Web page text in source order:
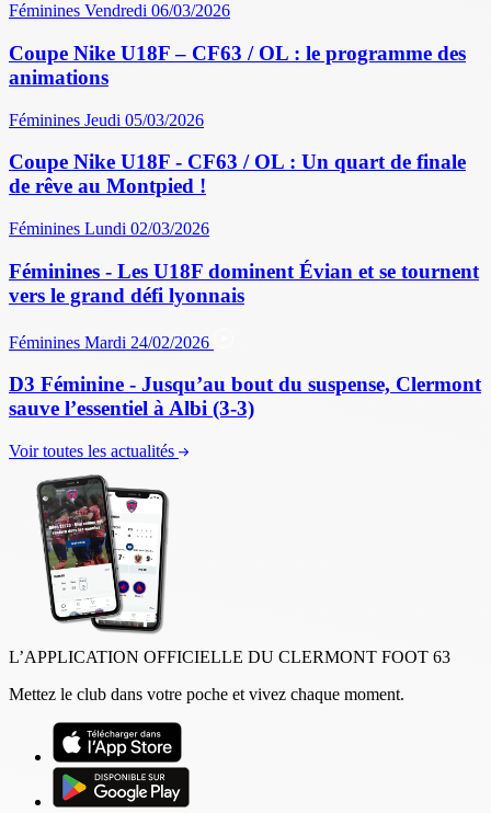
Féminines Vendredi 06/03/2026
Coupe Nike U18F – CF63 / OL : le programme des
animations
Féminines Jeudi 05/03/2026
Coupe Nike U18F - CF63 / OL : Un quart de finale
de rêve au Montpied !
Féminines Lundi 02/03/2026
Féminines - Les U18F dominent Évian et se tournent
vers le grand défi lyonnais
Féminines Mardi 24/02/2026
D3 Féminine - Jusqu’au bout du suspense, Clermont
sauve l’essentiel à Albi (3-3)
Voir toutes les actualités
L’APPLICATION OFFICIELLE DU CLERMONT FOOT 63
Mettez le club dans votre poche et vivez chaque moment.